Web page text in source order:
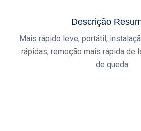
Descrição
Mais rápido leve, portátil,
rápidas, remoção mais rápida de
de queda.